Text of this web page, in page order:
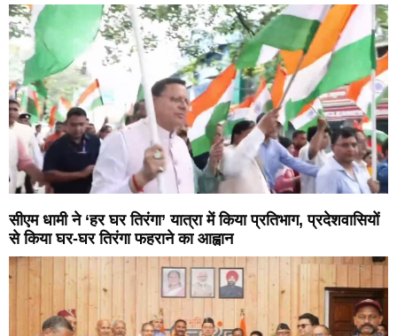
सीएम धामी ने ‘हर घर तिरंगा’ यात्रा में किया प्रतिभाग, प्रदेशवासियों
से किया घर-घर तिरंगा फहराने का आह्वान